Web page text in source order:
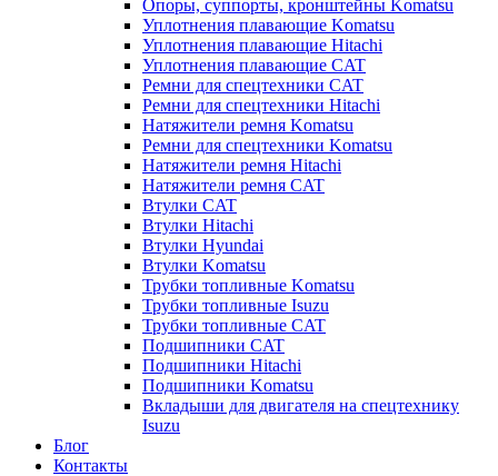
Опоры, суппорты, кронштейны Komatsu
Уплотнения плавающие Komatsu
Уплотнения плавающие Hitachi
Уплотнения плавающие CAT
Ремни для спецтехники CAT
Ремни для спецтехники Hitachi
Натяжители ремня Komatsu
Ремни для спецтехники Komatsu
Натяжители ремня Hitachi
Натяжители ремня CAT
Втулки CAT
Втулки Hitachi
Втулки Hyundai
Втулки Komatsu
Трубки топливные Komatsu
Трубки топливные Isuzu
Трубки топливные CAT
Подшипники CAT
Подшипники Hitachi
Подшипники Komatsu
Вкладыши для двигателя на спецтехнику
Isuzu
Блог
Контакты